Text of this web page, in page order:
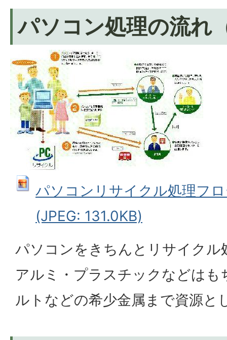
パソコン処理の流れ
パソコンリサイクル処理フ
(JPEG: 131.0KB)
パソコンをきちんとリサイクル
アルミ・プラスチックなどはも
ルトなどの希少金属まで資源と